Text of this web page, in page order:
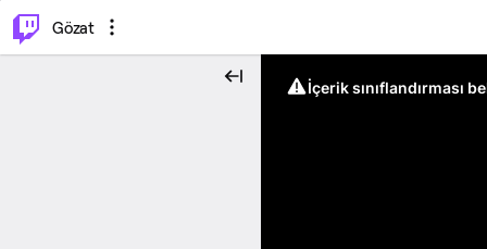
Gözat
İçerik sınıflandırması